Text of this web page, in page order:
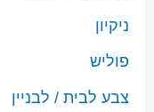
ניקיון
פוליש
צבע לבית / לבניין